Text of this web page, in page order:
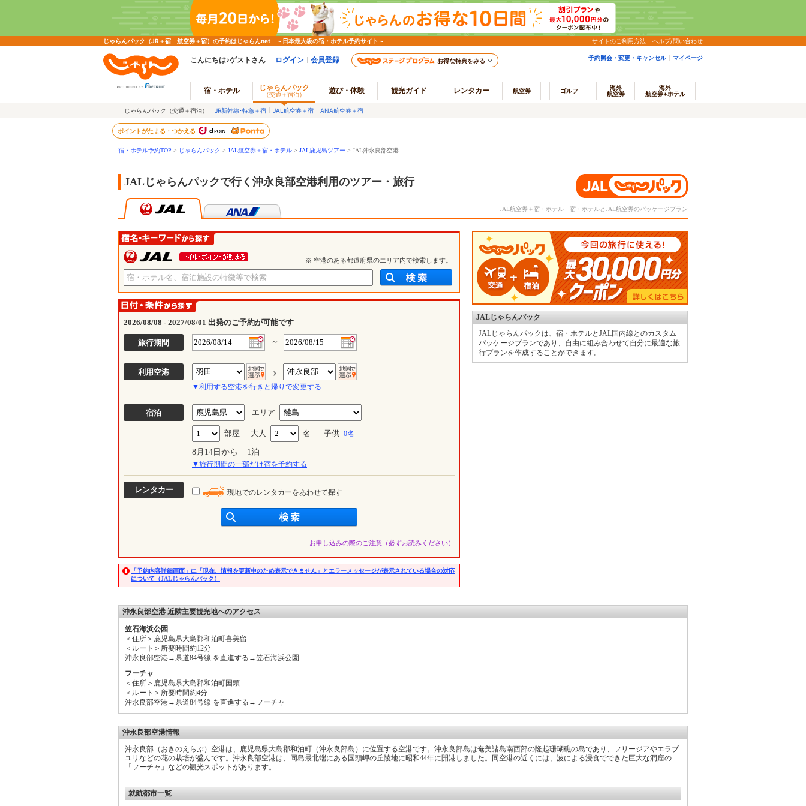
じゃらんパック（JR＋宿 航空券＋宿）の予約はじゃらんnet ～日本最大級の宿・ホテル予約サイト～ サイトのご利用方法 ヘルプ/問い合わせ
こんにちは♪ゲストさん ログイン 会員登録 お得な特典をみる 予約照会・変更・キャンセル マイページ
宿・ホテル じゃらんパック
（交通＋宿泊） 遊び・体験 観光ガイド レンタカー 航空券 ゴルフ
海外
航空券
海外
航空券+ホテル
じゃらんパック（交通＋宿泊） JR新幹線･特急＋宿 JAL航空券＋宿 ANA航空券＋宿
ポイントがたまる・つかえる
宿・ホテル予約TOP > じゃらんパック > JAL航空券＋宿・ホテル > JAL鹿児島ツアー > JAL沖永良部空港
JALじゃらんパックで行く沖永良部空港利用のツアー・旅行
JAL航空券＋宿・ホテル 宿・ホテルとJAL航空券のパッケージプラン
※ 空港のある都道府県のエリア内で検索します。
2026/08/08 - 2027/08/01 出発のご予約が可能です
旅行期間 ～
利用空港 ›
帰り
›
▼利用する空港を行きと帰りで変更する
宿泊 エリア
部屋 大人 名 子供 0名
チェックイン
～
8月14日から 1泊
▼旅行期間の一部だけ宿を予約する
レンタカー 現地でのレンタカーをあわせて探す
お申し込みの際のご注意（必ずお読みください）
「予約内容詳細画面」に「現在、情報を更新中のため表示できません」とエラーメッセージが表示されている場合の対応
について（JALじゃらんパック）
JALじゃらんパック
JALじゃらんパックは、宿・ホテルとJAL国内線とのカスタム
パッケージプランであり、自由に組み合わせて自分に最適な旅
行プランを作成することができます。
沖永良部空港 近隣主要観光地へのアクセス
笠石海浜公園
＜住所＞鹿児島県大島郡和泊町喜美留
＜ルート＞所要時間約12分
沖永良部空港→県道84号線 を直進する→笠石海浜公園
フーチャ
＜住所＞鹿児島県大島郡和泊町国頭
＜ルート＞所要時間約4分
沖永良部空港→県道84号線 を直進する→フーチャ
沖永良部空港情報
沖永良部（おきのえらぶ）空港は、鹿児島県大島郡和泊町（沖永良部島）に位置する空港です。沖永良部島は奄美諸島南西部の隆起珊瑚礁の島であり、フリージアやエラブ
ユリなどの花の栽培が盛んです。沖永良部空港は、同島最北端にある国頭岬の丘陵地に昭和44年に開港しました。同空港の近くには、波による浸食でできた巨大な洞窟の
「フーチャ」などの観光スポットがあります。
就航都市一覧